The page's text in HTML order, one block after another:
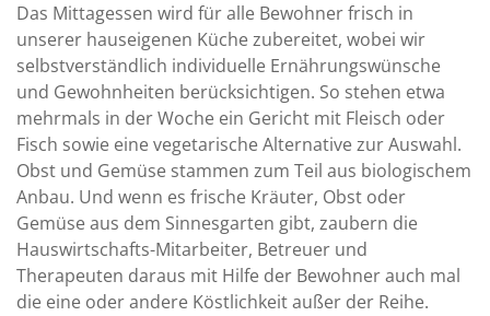
Das Mittagessen wird für alle Bewohner frisch in
unserer hauseigenen Küche zubereitet, wobei wir
selbstverständlich individuelle Ernährungswünsche
und Gewohnheiten berücksichtigen. So stehen etwa
mehrmals in der Woche ein Gericht mit Fleisch oder
Fisch sowie eine vegetarische Alternative zur Auswahl.
Obst und Gemüse stammen zum Teil aus biologischem
Anbau. Und wenn es frische Kräuter, Obst oder
Gemüse aus dem Sinnesgarten gibt, zaubern die
Hauswirtschafts-Mitarbeiter, Betreuer und
Therapeuten daraus mit Hilfe der Bewohner auch mal
die eine oder andere Köstlichkeit außer der Reihe.